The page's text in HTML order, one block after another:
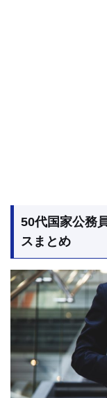
50代国家公務
スまとめ